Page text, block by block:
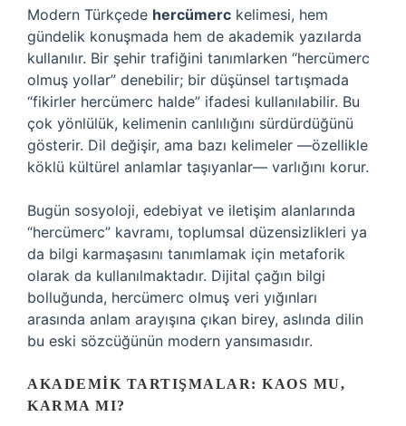
Modern Türkçede hercümerc kelimesi, hem
gündelik konuşmada hem de akademik yazılarda
kullanılır. Bir şehir trafiğini tanımlarken “hercümerc
olmuş yollar” denebilir; bir düşünsel tartışmada
“fikirler hercümerc halde” ifadesi kullanılabilir. Bu
çok yönlülük, kelimenin canlılığını sürdürdüğünü
gösterir. Dil değişir, ama bazı kelimeler —özellikle
köklü kültürel anlamlar taşıyanlar— varlığını korur.
Bugün sosyoloji, edebiyat ve iletişim alanlarında
“hercümerc” kavramı, toplumsal düzensizlikleri ya
da bilgi karmaşasını tanımlamak için metaforik
olarak da kullanılmaktadır. Dijital çağın bilgi
bolluğunda, hercümerc olmuş veri yığınları
arasında anlam arayışına çıkan birey, aslında dilin
bu eski sözcüğünün modern yansımasıdır.
AKADEMIK TARTIŞMALAR: KAOS MU,
KARMA MI?